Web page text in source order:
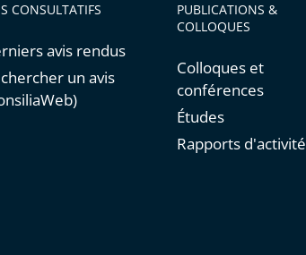
CONSULTATIFS
avis rendus
un avis
PUBLICATIONS &
COLLOQUES
Colloques et
conférences
Études
Rapports d'activité